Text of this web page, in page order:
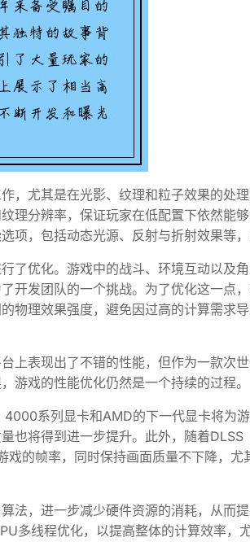
，尤其是在光影、纹理和粒子效果的处理
理分辨率，保证玩家在低配置下依然能
项，包括动态光源、反射与折射效果等，
了优化。游戏中的战斗、环境互动以及
开发团队的一个挑战。为了优化这一点
物理效果强度，避免因过高的计算需求导
上表现出了不错的性能，但作为一款次
游戏的性能优化仍然是一个持续的过程。
系列显卡和AMD的下一代显卡将为
也将得到进一步提升。此外，随着DLSS
戏的帧率，同时保持画面质量不下降，
法，进一步减少硬件资源的消耗，从而提
多线程优化，以提高整体的计算效率，